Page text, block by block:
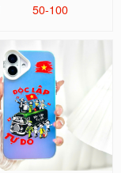
50-100